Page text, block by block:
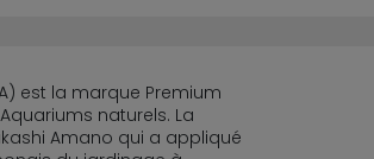
est la marque Premium
naturels. La
Amano qui a appliqué